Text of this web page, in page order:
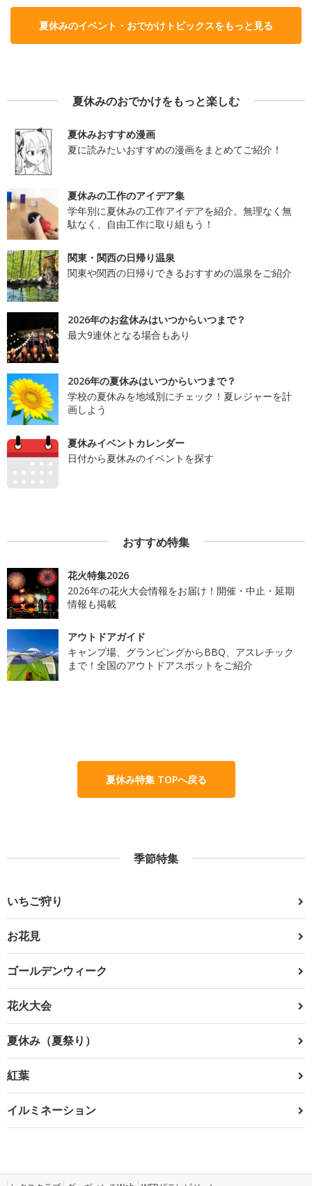
夏休みのイベント・おでかけトピックスをもっと見る
夏休みのおでかけをもっと楽しむ
夏休みおすすめ漫画
夏に読みたいおすすめの漫画をまとめてご紹介！
夏休みの工作のアイデア集
学年別に夏休みの工作アイデアを紹介。無理なく無
駄なく、自由工作に取り組もう！
関東・関西の日帰り温泉
関東や関西の日帰りできるおすすめの温泉をご紹介
2026年のお盆休みはいつからいつまで？
最大9連休となる場合もあり
2026年の夏休みはいつからいつまで？
学校の夏休みを地域別にチェック！夏レジャーを計
画しよう
夏休みイベントカレンダー
日付から夏休みのイベントを探す
おすすめ特集
花火特集2026
2026年の花火大会情報をお届け！開催・中止・延期
情報も掲載
アウトドアガイド
キャンプ場、グランピングからBBQ、アスレチック
まで！全国のアウトドアスポットをご紹介
夏休み特集 TOPへ戻る
季節特集
いちご狩り
お花見
ゴールデンウィーク
花火大会
夏休み（夏祭り）
紅葉
イルミネーション